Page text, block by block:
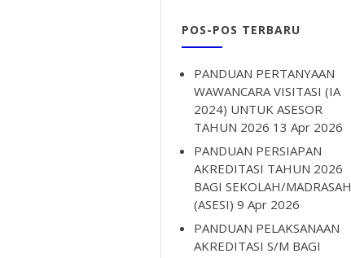
POS-POS TERBARU
PANDUAN PERTANYAAN
WAWANCARA VISITASI (IA
2024) UNTUK ASESOR
TAHUN 2026 13 Apr 2026
PANDUAN PERSIAPAN
AKREDITASI TAHUN 2026
BAGI SEKOLAH/MADRASAH
(ASESI) 9 Apr 2026
PANDUAN PELAKSANAAN
AKREDITASI S/M BAGI